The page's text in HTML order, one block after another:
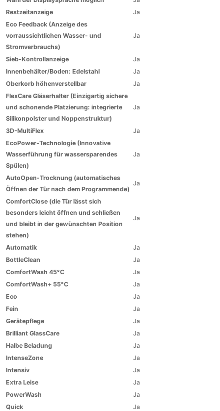
Restzeitanzeige
Ja
Eco Feedback (Anzeige des
vorraussichtlichen Wasser- und
Stromverbrauchs)
Ja
Sieb-Kontrollanzeige
Ja
Innenbehälter/Boden: Edelstahl
Ja
Oberkorb höhenverstellbar
Ja
FlexCare Gläserhalter (Einzigartig sichere
und schonende Platzierung: integrierte
Silikonpolster und Noppenstruktur)
Ja
3D-MultiFlex
Ja
EcoPower-Technologie (Innovative
Wasserführung für wassersparendes
Spülen)
Ja
AutoOpen-Trocknung (automatisches
Öffnen der Tür nach dem Programmende)
Ja
ComfortClose (die Tür lässt sich
besonders leicht öffnen und schließen
und bleibt in der gewünschten Position
stehen)
Ja
Automatik
Ja
BottleClean
Ja
ComfortWash 45°C
Ja
ComfortWash+ 55°C
Ja
Eco
Ja
Fein
Ja
Gerätepflege
Ja
Brilliant GlassCare
Ja
Halbe Beladung
Ja
IntenseZone
Ja
Intensiv
Ja
Extra Leise
Ja
PowerWash
Ja
Quick
Ja